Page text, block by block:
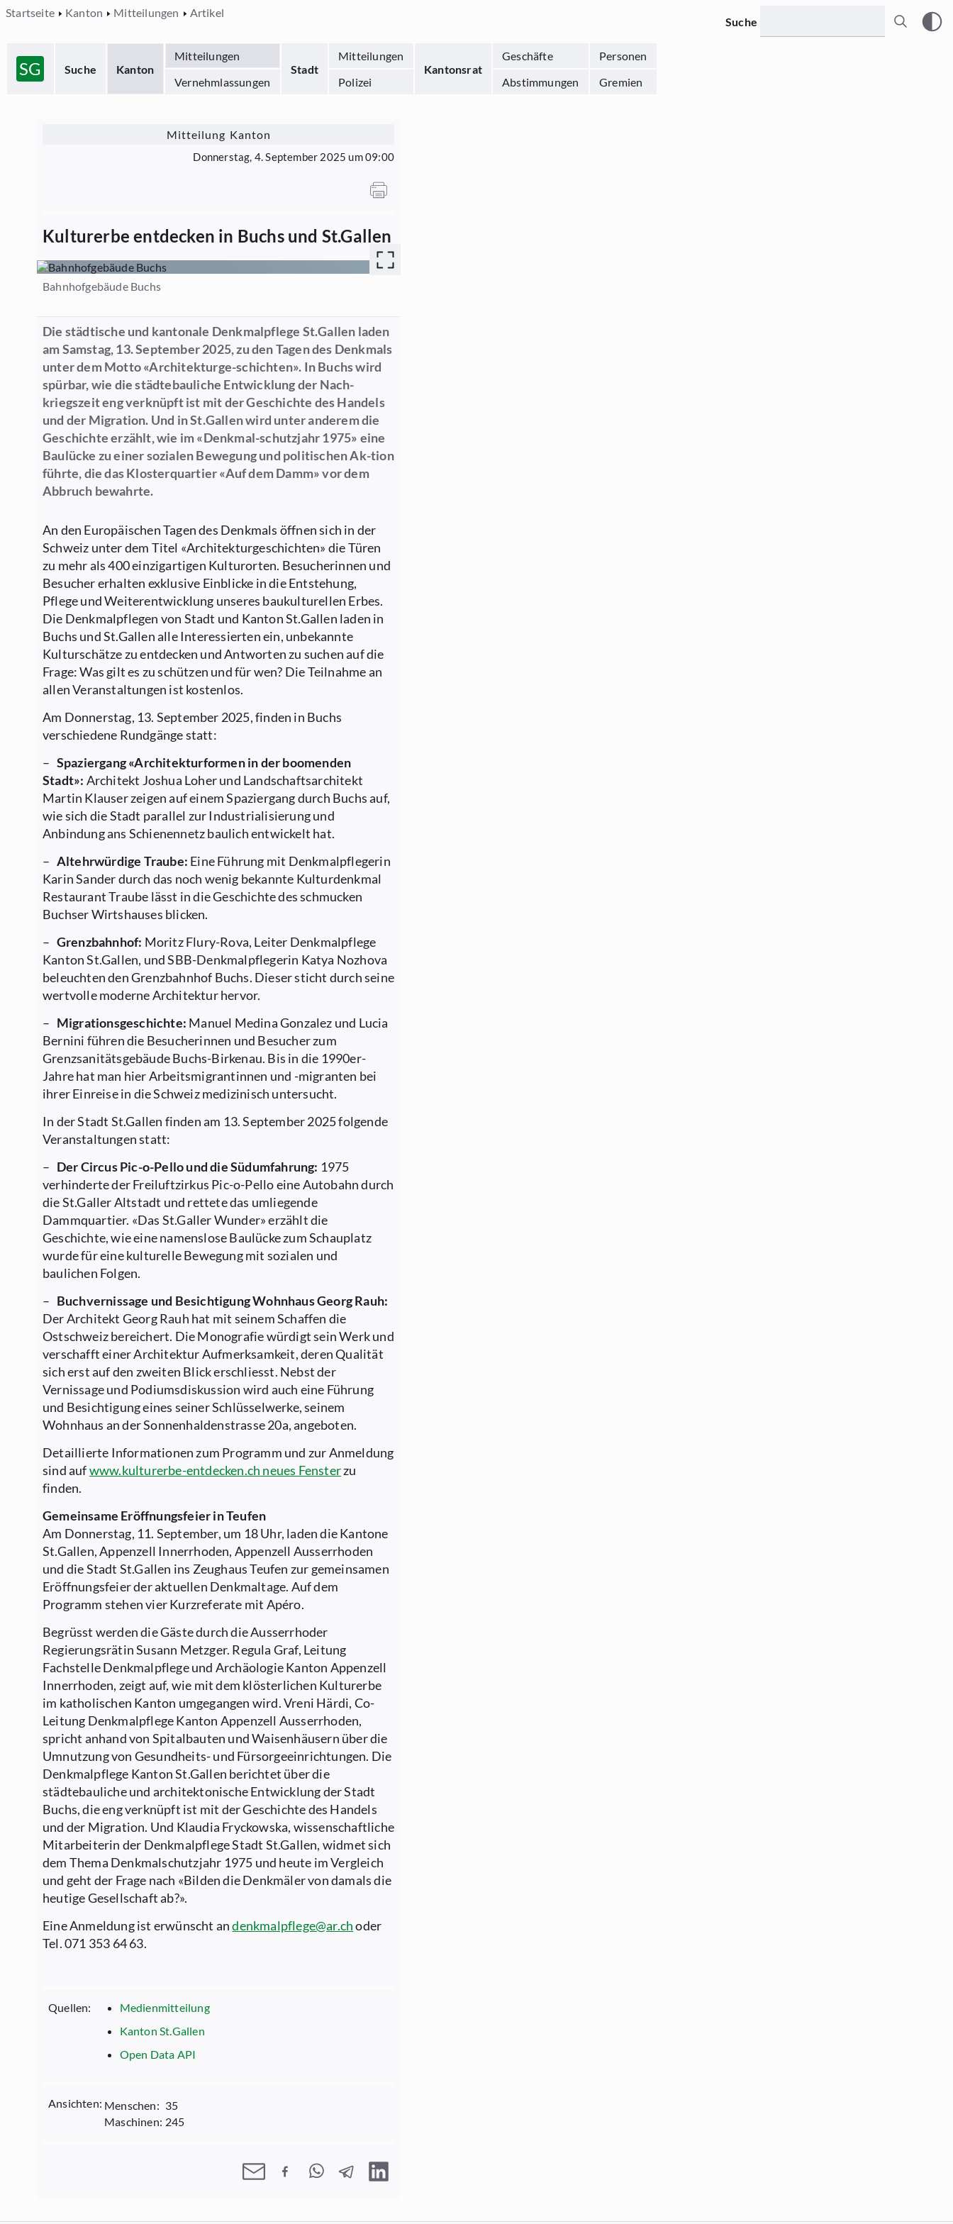
Startseite Kanton Mitteilungen Artikel
SG Suche Kanton
Mitteilungen
Stadt
Mitteilungen
Kantonsrat
Geschäfte
Personen
Vernehmlassungen
Polizei Abstimmungen Gremien
Suche
Mitteilung Kanton
Donnerstag, 4. September 2025 um 09:00
Kulturerbe entdecken in Buchs und St.Gallen
Bahnhofgebäude Buchs
Die städtische und kantonale Denkmalpflege St.Gallen laden
am Samstag, 13. September 2025, zu den Tagen des Denkmals
unter dem Motto «Architekturge-schichten». In Buchs wird
spürbar, wie die städtebauliche Entwicklung der Nach-
kriegszeit eng verknüpft ist mit der Geschichte des Handels
und der Migration. Und in St.Gallen wird unter anderem die
Geschichte erzählt, wie im «Denkmal-schutzjahr 1975» eine
Baulücke zu einer sozialen Bewegung und politischen Ak-tion
führte, die das Klosterquartier «Auf dem Damm» vor dem
Abbruch bewahrte.
An den Europäischen Tagen des Denkmals öffnen sich in der
Schweiz unter dem Titel «Architekturgeschichten» die Türen
zu mehr als 400 einzigartigen Kulturorten. Besucherinnen und
Besucher erhalten exklusive Einblicke in die Entstehung,
Pflege und Weiterentwicklung unseres baukulturellen Erbes.
Die Denkmalpflegen von Stadt und Kanton St.Gallen laden in
Buchs und St.Gallen alle Interessierten ein, unbekannte
Kulturschätze zu entdecken und Antworten zu suchen auf die
Frage: Was gilt es zu schützen und für wen? Die Teilnahme an
allen Veranstaltungen ist kostenlos.
Am Donnerstag, 13. September 2025, finden in Buchs
verschiedene Rundgänge statt:
– Spaziergang «Architekturformen in der boomenden
Stadt»: Architekt Joshua Loher und Landschaftsarchitekt
Martin Klauser zeigen auf einem Spaziergang durch Buchs auf,
wie sich die Stadt parallel zur Industrialisierung und
Anbindung ans Schienennetz baulich entwickelt hat.
– Altehrwürdige Traube: Eine Führung mit Denkmalpflegerin
Karin Sander durch das noch wenig bekannte Kulturdenkmal
Restaurant Traube lässt in die Geschichte des schmucken
Buchser Wirtshauses blicken.
– Grenzbahnhof: Moritz Flury-Rova, Leiter Denkmalpflege
Kanton St.Gallen, und SBB-Denkmalpflegerin Katya Nozhova
beleuchten den Grenzbahnhof Buchs. Dieser sticht durch seine
wertvolle moderne Architektur hervor.
– Migrationsgeschichte: Manuel Medina Gonzalez und Lucia
Bernini führen die Besucherinnen und Besucher zum
Grenzsanitätsgebäude Buchs-Birkenau. Bis in die 1990er-
Jahre hat man hier Arbeitsmigrantinnen und -migranten bei
ihrer Einreise in die Schweiz medizinisch untersucht.
In der Stadt St.Gallen finden am 13. September 2025 folgende
Veranstaltungen statt:
– Der Circus Pic-o-Pello und die Südumfahrung: 1975
verhinderte der Freiluftzirkus Pic-o-Pello eine Autobahn durch
die St.Galler Altstadt und rettete das umliegende
Dammquartier. «Das St.Galler Wunder» erzählt die
Geschichte, wie eine namenslose Baulücke zum Schauplatz
wurde für eine kulturelle Bewegung mit sozialen und
baulichen Folgen.
– Buchvernissage und Besichtigung Wohnhaus Georg Rauh:
Der Architekt Georg Rauh hat mit seinem Schaffen die
Ostschweiz bereichert. Die Monografie würdigt sein Werk und
verschafft einer Architektur Aufmerksamkeit, deren Qualität
sich erst auf den zweiten Blick erschliesst. Nebst der
Vernissage und Podiumsdiskussion wird auch eine Führung
und Besichtigung eines seiner Schlüsselwerke, seinem
Wohnhaus an der Sonnenhaldenstrasse 20a, angeboten.
Detaillierte Informationen zum Programm und zur Anmeldung
sind aufwww.kulturerbe-entdecken.ch neues Fensterzu
finden.
Gemeinsame Eröffnungsfeier in Teufen
Am Donnerstag, 11. September, um 18 Uhr, laden die Kantone
St.Gallen, Appenzell Innerrhoden, Appenzell Ausserrhoden
und die Stadt St.Gallen ins Zeughaus Teufen zur gemeinsamen
Eröffnungsfeier der aktuellen Denkmaltage. Auf dem
Programm stehen vier Kurzreferate mit Apéro.
Begrüsst werden die Gäste durch die Ausserrhoder
Regierungsrätin Susann Metzger. Regula Graf, Leitung
Fachstelle Denkmalpflege und Archäologie Kanton Appenzell
Innerrhoden, zeigt auf, wie mit dem klösterlichen Kulturerbe
im katholischen Kanton umgegangen wird. Vreni Härdi, Co-
Leitung Denkmalpflege Kanton Appenzell Ausserrhoden,
spricht anhand von Spitalbauten und Waisenhäusern über die
Umnutzung von Gesundheits- und Fürsorgeeinrichtungen. Die
Denkmalpflege Kanton St.Gallen berichtet über die
städtebauliche und architektonische Entwicklung der Stadt
Buchs, die eng verknüpft ist mit der Geschichte des Handels
und der Migration. Und Klaudia Fryckowska, wissenschaftliche
Mitarbeiterin der Denkmalpflege Stadt St.Gallen, widmet sich
dem Thema Denkmalschutzjahr 1975 und heute im Vergleich
und geht der Frage nach «Bilden die Denkmäler von damals die
heutige Gesellschaft ab?».
Eine Anmeldung ist erwünscht andenkmalpflege@ar.choder
Tel. 071 353 64 63.
Quellen:
Medienmitteilung
Kanton St.Gallen
Open Data API
Ansichten: Menschen: 35
Maschinen: 245